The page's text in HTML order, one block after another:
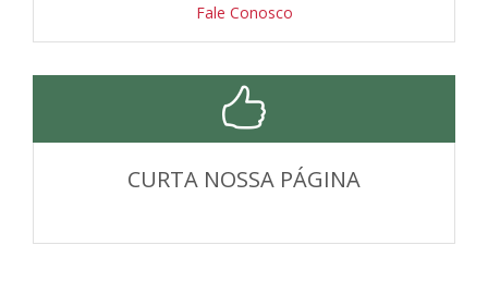
Fale Conosco
CURTA NOSSA PÁGINA